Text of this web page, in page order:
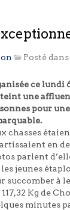
Posté dans
ce lundi
une
pour
chasses
en
parlent
jeunes
succomber à
,32 Kg de
minutes